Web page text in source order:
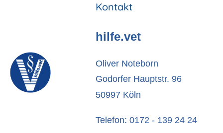
Kontakt
hilfe.vet
Oliver Noteborn
Godorfer Hauptstr. 96
50997 Köln
Telefon: 0172 - 139 24 24